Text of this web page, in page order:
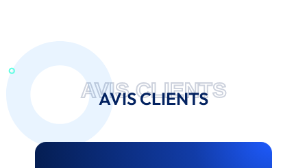
AVIS CLIENTS
AVIS CLIENTS